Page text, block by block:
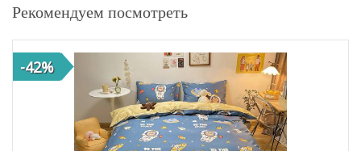
Рекомендуем посмотреть
-42%